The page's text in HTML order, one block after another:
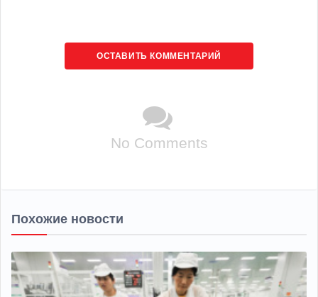
ОСТАВИТЬ КОММЕНТАРИЙ
No Comments
Похожие новости